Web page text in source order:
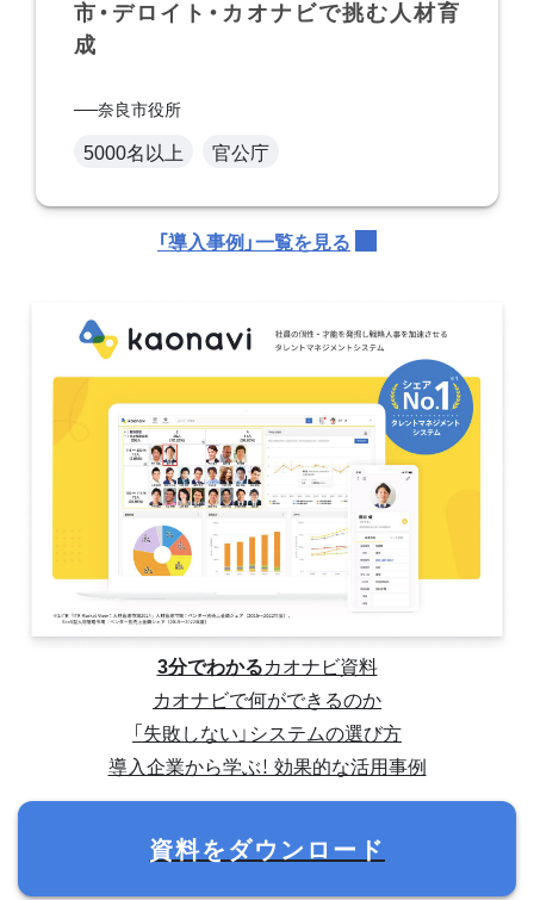
市・デロイト・カオナビで挑む人材育
成
奈良市役所
5000名以上 官公庁
「導入事例」一覧を見る
3分でわかるカオナビ資料
カオナビで何ができるのか
「失敗しない」システムの選び方
導入企業から学ぶ！ 効果的な活用事例
資料をダウンロード